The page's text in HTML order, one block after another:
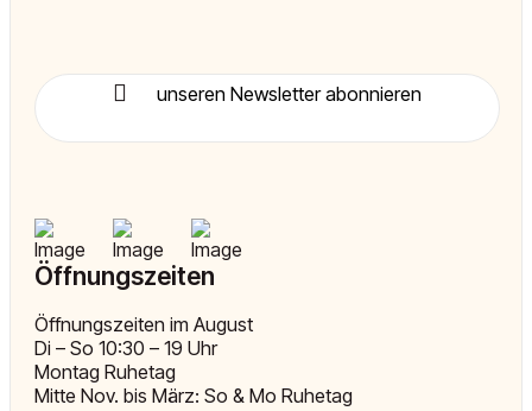
unseren Newsletter abonnieren
Öffnungszeiten
Öffnungszeiten im August
Di – So 10:30 – 19 Uhr
Montag Ruhetag
Mitte Nov. bis März: So & Mo Ruhetag